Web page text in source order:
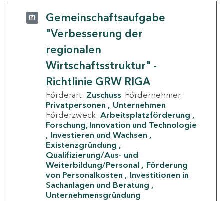
Gemeinschaftsaufgabe
"Verbesserung der
regionalen
Wirtschaftsstruktur" -
Richtlinie GRW RIGA
Förderart: Zuschuss Fördernehmer:
Privatpersonen
Unternehmen
Förderzweck: Arbeitsplatzförderung
Forschung, Innovation und Technologie
Investieren und Wachsen
Existenzgründung
Qualifizierung/Aus- und
Weiterbildung/Personal
Förderung
von Personalkosten
Investitionen in
Sachanlagen und Beratung
Unternehmensgründung